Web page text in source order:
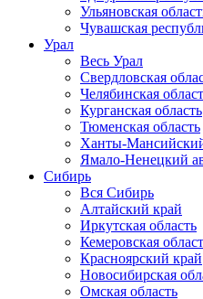
Ульяновская
Чувашская
Урал
Весь Урал
Свердловская
Челябинская
Курганская область
Тюменская область
Ханты-
Ямало-Ненецкий
Сибирь
Вся Сибирь
Алтайский край
Иркутская область
Кемеровская
Красноярский край
Новосибирская
Омская область